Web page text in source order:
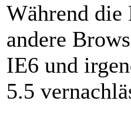
Während die
andere
IE6 und
5.5